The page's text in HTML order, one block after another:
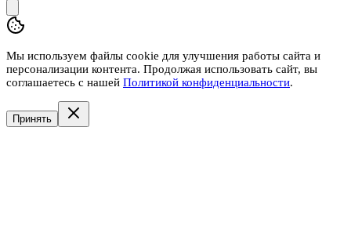
Мы используем файлы cookie для улучшения работы сайта и
персонализации контента. Продолжая использовать сайт, вы
соглашаетесь с нашей Политикой конфиденциальности.
Принять